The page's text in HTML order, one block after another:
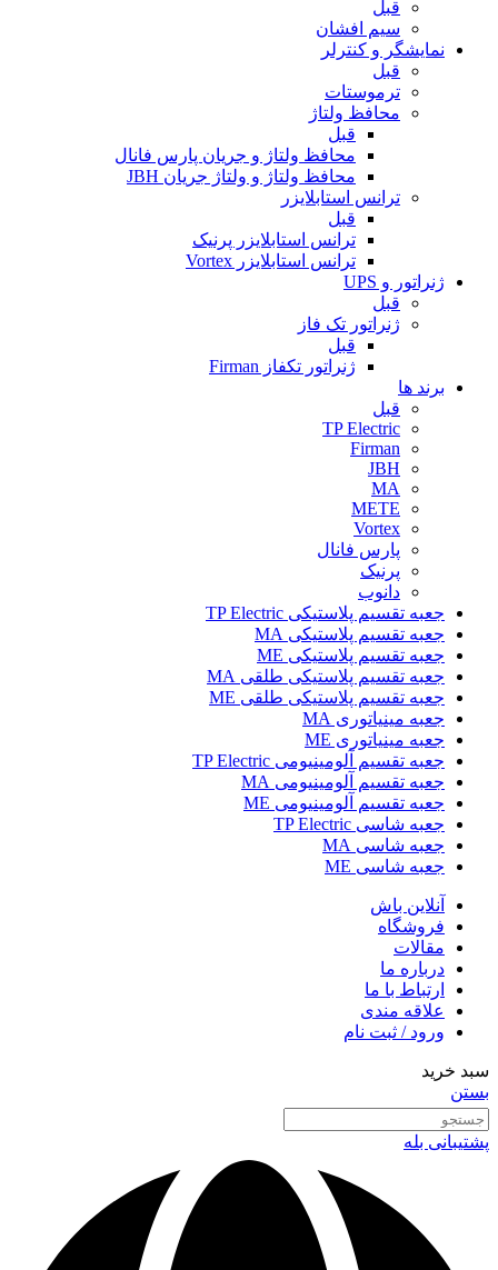
قبل
سیم افشان
نمایشگر و کنترلر
قبل
ترموستات
محافظ ولتاژ
قبل
محافظ ولتاژ و جریان پارس فانال
محافظ ولتاژ و ولتاژ جریان JBH
ترانس استابلایزر
قبل
ترانس استابلایزر پرنیک
ترانس استابلایزر Vortex
ژنراتور و UPS
قبل
ژنراتور تک فاز
قبل
ژنراتور تکفاز Firman
برند ها
قبل
TP Electric
Firman
JBH
MA
METE
Vortex
پارس فانال
پرنیک
دانوب
جعبه تقسیم پلاستیکی TP Electric
جعبه تقسیم پلاستیکی MA
جعبه تقسیم پلاستیکی ME
جعبه تقسیم پلاستیکی طلقی MA
جعبه تقسیم پلاستیکی طلقی ME
جعبه مینیاتوری MA
جعبه مینیاتوری ME
جعبه تقسیم آلومینیومی TP Electric
جعبه تقسیم آلومینیومی MA
جعبه تقسیم آلومینیومی ME
جعبه شاسی TP Electric
جعبه شاسی MA
جعبه شاسی ME
آنلاین باش
فروشگاه
مقالات
درباره ما
ارتباط با ما
علاقه مندی
ورود / ثبت نام
سبد خرید
بستن
پشتیبانی بله